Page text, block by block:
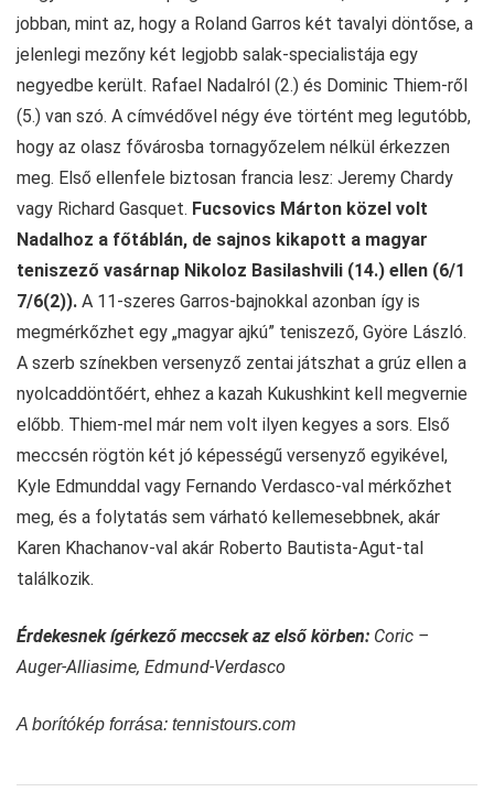
jobban, mint az, hogy a Roland Garros két tavalyi döntőse, a
jelenlegi mezőny két legjobb salak-specialistája egy
negyedbe került. Rafael Nadalról (2.) és Dominic Thiem-ről
(5.) van szó. A címvédővel négy éve történt meg legutóbb,
hogy az olasz fővárosba tornagyőzelem nélkül érkezzen
meg. Első ellenfele biztosan francia lesz: Jeremy Chardy
vagy Richard Gasquet. Fucsovics Márton közel volt
Nadalhoz a főtáblán, de sajnos kikapott a magyar
teniszező vasárnap Nikoloz Basilashvili (14.) ellen (6/1
7/6(2)). A 11-szeres Garros-bajnokkal azonban így is
megmérkőzhet egy „magyar ajkú” teniszező, Györe László.
A szerb színekben versenyző zentai játszhat a grúz ellen a
nyolcaddöntőért, ehhez a kazah Kukushkint kell megvernie
előbb. Thiem-mel már nem volt ilyen kegyes a sors. Első
meccsén rögtön két jó képességű versenyző egyikével,
Kyle Edmunddal vagy Fernando Verdasco-val mérkőzhet
meg, és a folytatás sem várható kellemesebbnek, akár
Karen Khachanov-val akár Roberto Bautista-Agut-tal
találkozik.
Érdekesnek ígérkező meccsek az első körben: Coric –
Auger-Alliasime, Edmund-Verdasco
A borítókép forrása: tennistours.com